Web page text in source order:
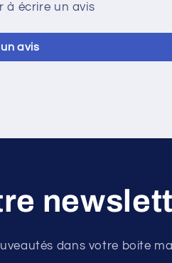
à écrire un avis
avis
dans votre boite